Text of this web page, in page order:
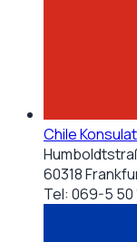
Chile
60318
Tel: 069-5 50